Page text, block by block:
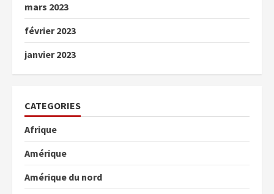
mars 2023
février 2023
janvier 2023
CATEGORIES
Afrique
Amérique
Amérique du nord